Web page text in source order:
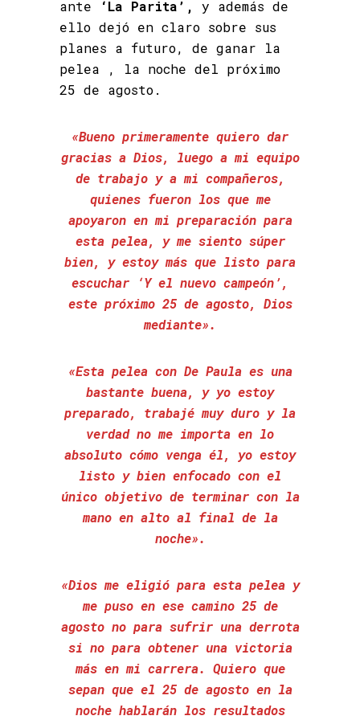
ante ‘La Parita’,
y además de
ello dejó en claro sobre sus
planes a futuro, de ganar la
pelea , la noche del próximo
25 de agosto.
«Bueno primeramente quiero dar
gracias a Dios, luego a mi equipo
de trabajo y a mi compañeros,
quienes fueron los que me
apoyaron en mi preparación para
esta pelea, y me siento súper
bien, y estoy más que listo para
escuchar ‘Y el nuevo campeón’,
este próximo 25 de agosto, Dios
mediante».
«Esta pelea con De Paula es una
bastante buena, y yo estoy
preparado, trabajé muy duro y la
verdad no me importa en lo
absoluto cómo venga él, yo estoy
listo y bien enfocado con el
único objetivo de terminar con la
mano en alto al final de la
noche».
«Dios me eligió para esta pelea y
me puso en ese camino 25 de
agosto no para sufrir una derrota
si no para obtener una victoria
más en mi carrera. Quiero que
sepan que el 25 de agosto en la
noche hablarán los resultados